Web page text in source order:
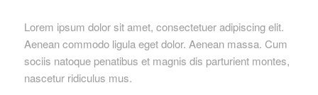
Lorem ipsum dolor sit amet, consectetuer adipiscing elit.
Aenean commodo ligula eget dolor. Aenean massa. Cum
sociis natoque penatibus et magnis dis parturient montes,
nascetur ridiculus mus.